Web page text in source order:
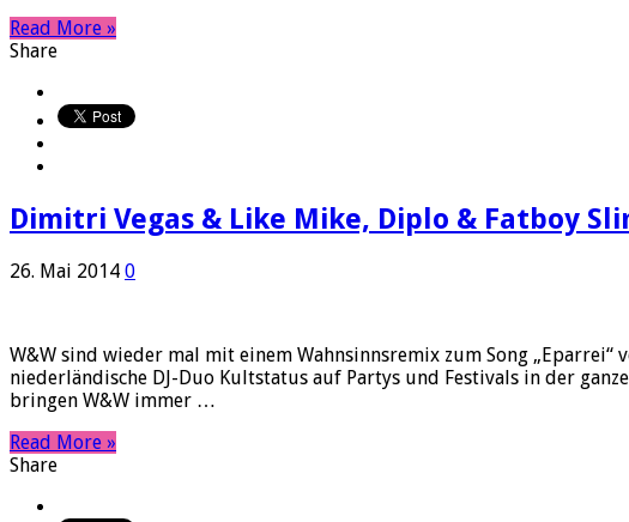
Read More »
Share
Dimitri Vegas & Like Mike, Diplo & Fatboy
26. Mai 2014 0
W&W sind wieder mal mit einem Wahnsinnsremix zum Song
niederländische DJ-Duo Kultstatus auf Partys und Festivals in der
bringen W&W immer …
Read More »
Share